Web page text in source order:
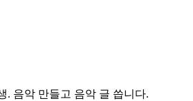
. 음악 만들고 음악 글 씁니다.